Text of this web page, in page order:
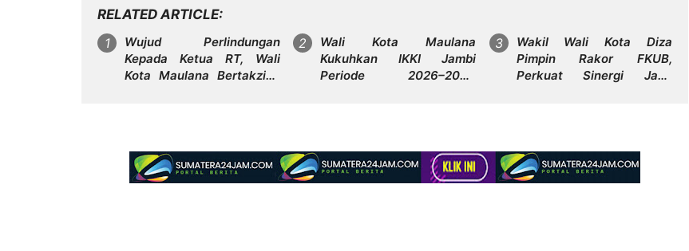
RELATED ARTICLE
Wujud Perlindungan
Kepada Ketua RT, Wali
Kota Maulana Bertakziah
Wali Kota Maulana
Kukuhkan IKKI Jambi
Periode 2026–2031,
Wakil Wali Kota Diza
Pimpin Rakor FKUB,
Perkuat Sinergi Jaga